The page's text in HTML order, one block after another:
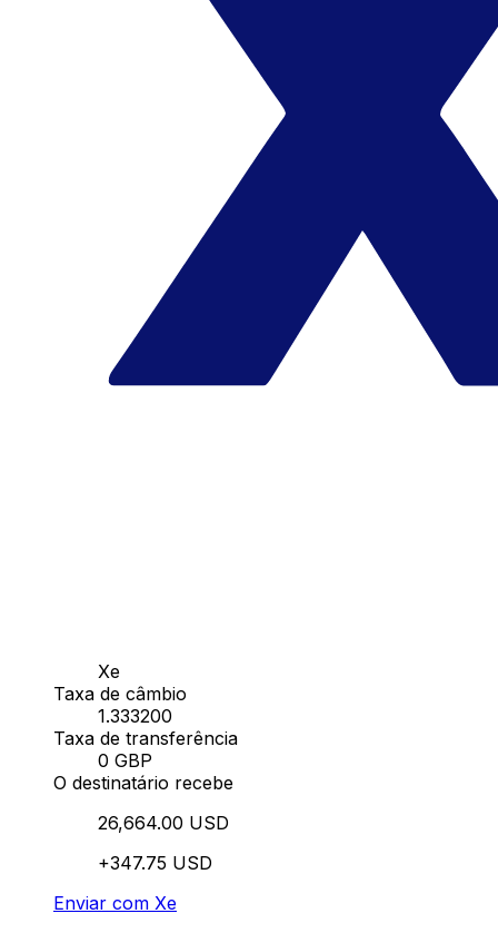
Xe
Taxa de câmbio
1.333200
Taxa de transferência
0 GBP
O destinatário recebe
26,664.00 USD
+347.75 USD
Enviar com Xe